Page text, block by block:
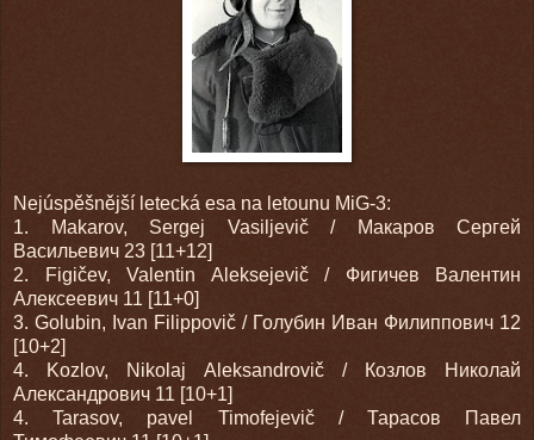
Nejúspěšnější letecká esa na letounu MiG-3:
1. Makarov, Sergej Vasiljevič / Макаров Сергей
Васильевич 23 [11+12]
2. Figičev, Valentin Aleksejevič / Фигичев Валентин
Алексеевич 11 [11+0]
3. Golubin, Ivan Filippovič / Голубин Иван Филиппович 12
[10+2]
4. Kozlov, Nikolaj Aleksandrovič / Козлов Николай
Александрович 11 [10+1]
4. Tarasov, pavel Timofejevič / Тарасов Павел